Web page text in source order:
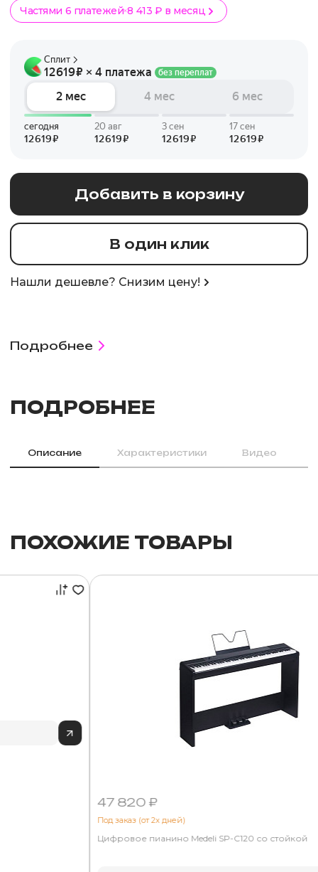
Частями 6 платежей 8 413 ₽ в месяц
Добавить в корзину
В один клик
Нашли дешевле? Снизим цену!
Подробнее
ПОДРОБНЕЕ
Описание Характеристики Видео
ПОХОЖИЕ ТОВАРЫ
47 820 ₽
Под заказ (от 2х дней)
Цифровое пианино Medeli SP-C120 со стойкой